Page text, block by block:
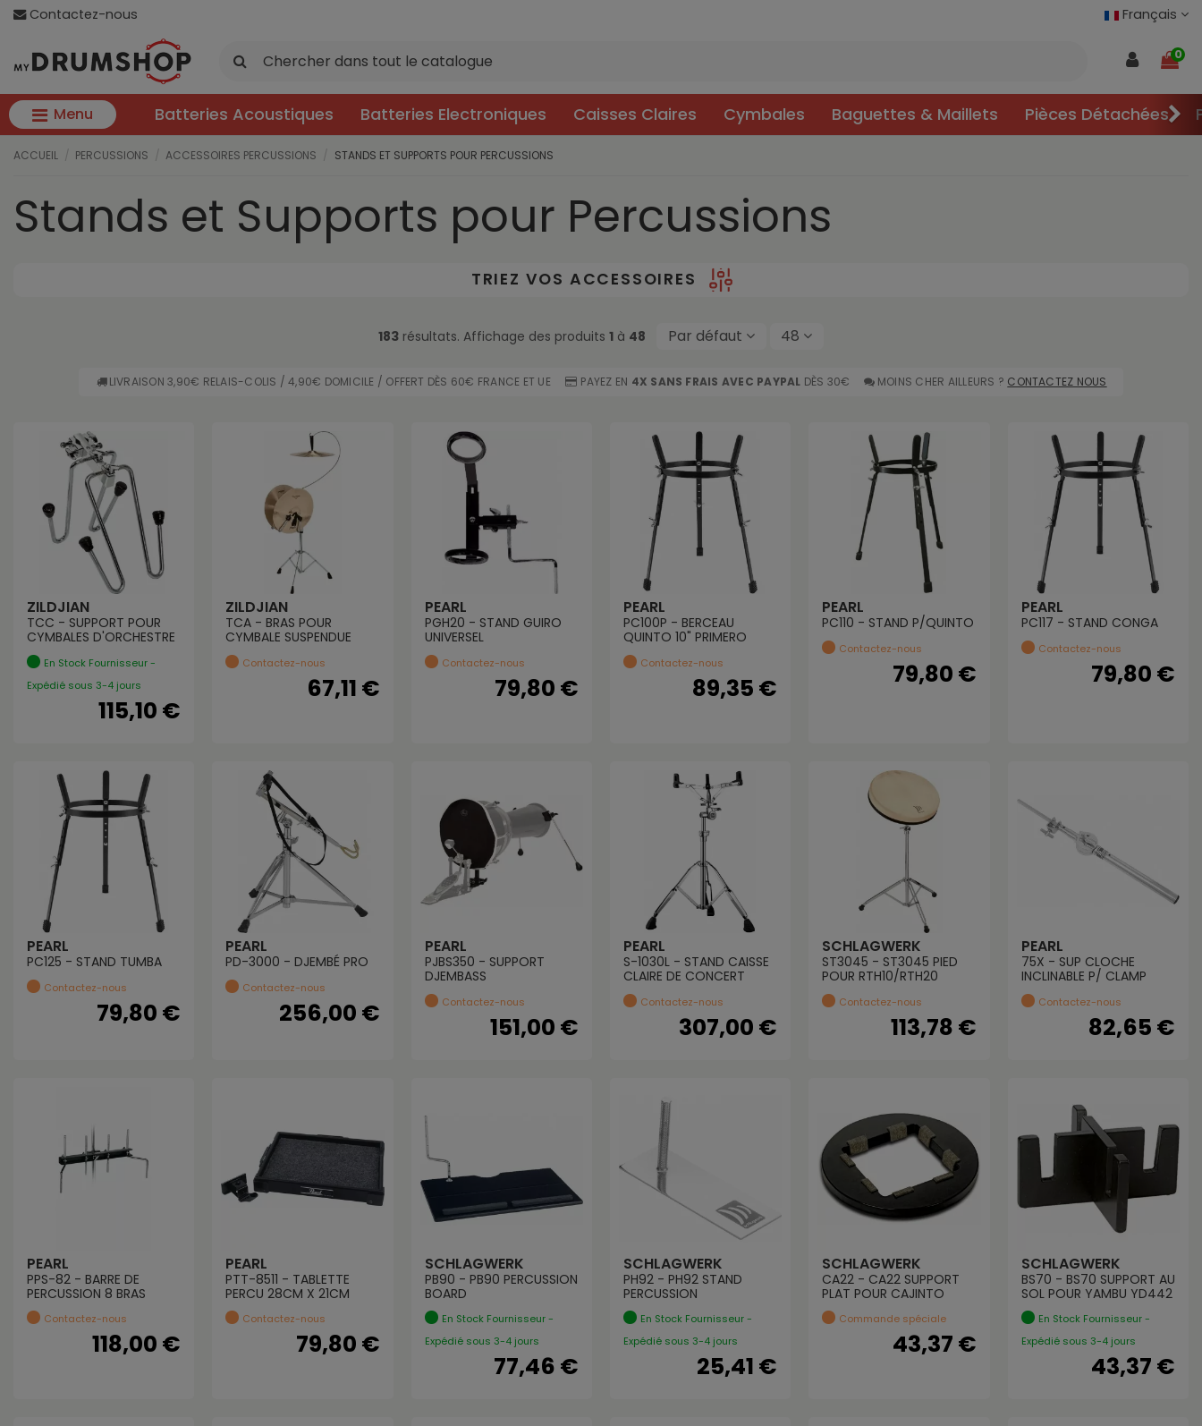
Contactez-nous Français
0
Menu Batteries Acoustiques Batteries Electroniques Caisses Claires Cymbales Baguettes & Maillets Pièces Détachées
ACCUEIL PERCUSSIONS ACCESSOIRES PERCUSSIONS STANDS ET SUPPORTS POUR PERCUSSIONS
Stands et Supports pour Percussions
TRIEZ VOS ACCESSOIRES
183résultats. Affichage des produits 1à 48 Par défaut 48
LIVRAISON 3,90€ RELAIS-COLIS / 4,90€ DOMICILE / OFFERT DÈS 60€ FRANCE ET UE PAYEZ EN 4X SANS FRAIS AVEC PAYPAL DÈS 30€ MOINS CHER AILLEURS ? CONTACTEZ NOUS
ZILDJIAN
TCC - SUPPORT POUR
CYMBALES D'ORCHESTRE
En Stock Fournisseur -
Expédié sous 3-4 jours
115,10 €
ZILDJIAN
TCA - BRAS POUR
CYMBALE SUSPENDUE
Contactez-nous
67,11 €
PEARL
PGH20 - STAND GUIRO
UNIVERSEL
Contactez-nous
79,80 €
PEARL
PC100P - BERCEAU
QUINTO 10" PRIMERO
Contactez-nous
89,35 €
PEARL
PC110 - STAND P/QUINTO
Contactez-nous
79,80 €
PEARL
PC117 - STAND CONGA
Contactez-nous
79,80 €
PEARL
PC125 - STAND TUMBA
Contactez-nous
79,80 €
PEARL
PD-3000 - DJEMBÉ PRO
Contactez-nous
256,00 €
PEARL
PJBS350 - SUPPORT
DJEMBASS
Contactez-nous
151,00 €
PEARL
S-1030L - STAND CAISSE
CLAIRE DE CONCERT
Contactez-nous
307,00 €
SCHLAGWERK
ST3045 - ST3045 PIED
POUR RTH10/RTH20
Contactez-nous
113,78 €
PEARL
75X - SUP CLOCHE
INCLINABLE P/ CLAMP
Contactez-nous
82,65 €
PEARL
PPS-82 - BARRE DE
PERCUSSION 8 BRAS
Contactez-nous
118,00 €
PEARL
PTT-8511 - TABLETTE
PERCU 28CM X 21CM
Contactez-nous
79,80 €
SCHLAGWERK
PB90 - PB90 PERCUSSION
BOARD
En Stock Fournisseur -
Expédié sous 3-4 jours
77,46 €
SCHLAGWERK
PH92 - PH92 STAND
PERCUSSION
En Stock Fournisseur -
Expédié sous 3-4 jours
25,41 €
SCHLAGWERK
CA22 - CA22 SUPPORT
PLAT POUR CAJINTO
Commande spéciale
43,37 €
SCHLAGWERK
BS70 - BS70 SUPPORT AU
SOL POUR YAMBU YD442
En Stock Fournisseur -
Expédié sous 3-4 jours
43,37 €